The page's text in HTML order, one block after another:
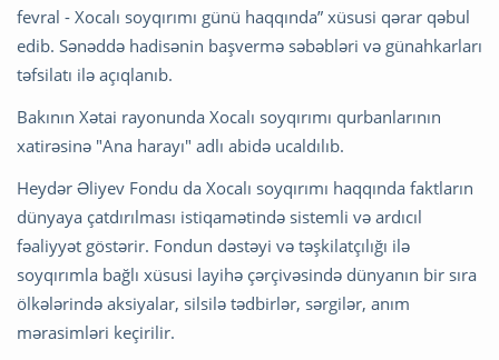
fevral - Xocalı soyqırımı günü haqqında” xüsusi qərar qəbul
edib. Sənəddə hadisənin başvermə səbəbləri və günahkarları
təfsilatı ilə açıqlanıb.
Bakının Xətai rayonunda Xocalı soyqırımı qurbanlarının
xatirəsinə "Ana harayı" adlı abidə ucaldılıb.
Heydər Əliyev Fondu da Xocalı soyqırımı haqqında faktların
dünyaya çatdırılması istiqamətində sistemli və ardıcıl
fəaliyyət göstərir. Fondun dəstəyi və təşkilatçılığı ilə
soyqırımla bağlı xüsusi layihə çərçivəsində dünyanın bir sıra
ölkələrində aksiyalar, silsilə tədbirlər, sərgilər, anım
mərasimləri keçirilir.